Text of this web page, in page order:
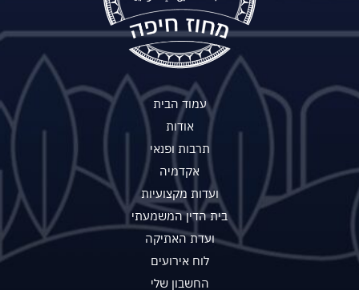
עמוד הבית
אודות
תרבות ופנאי
אקדמיה
ועדות מקצועיות
בית הדין המשמעתי
ועדת האתיקה
לוח אירועים
החשבון שלי